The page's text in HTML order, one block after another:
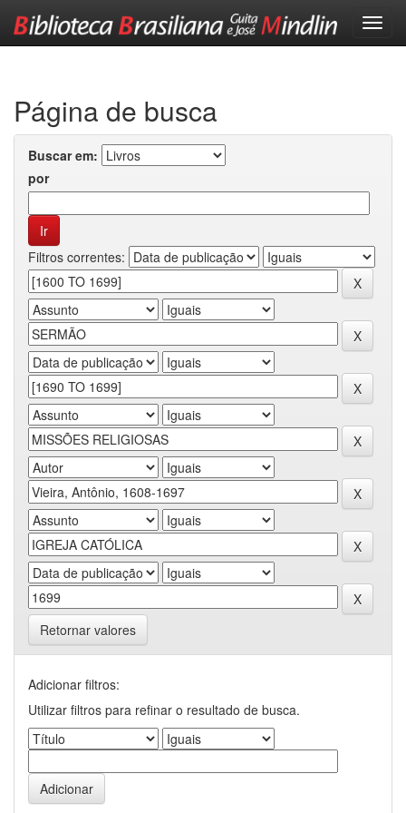
Página de busca
Buscar em:
por
Filtros correntes:
Retornar valores
Adicionar filtros:
Utilizar filtros para refinar o resultado de busca.